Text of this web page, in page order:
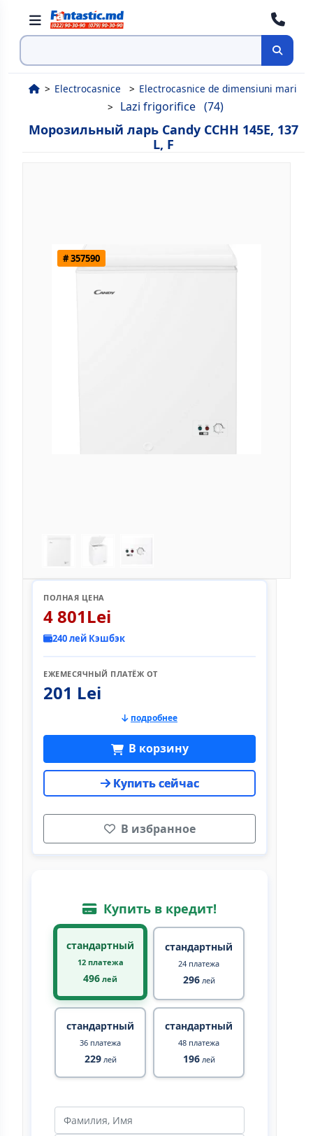
Поиск
Electrocasnice Electrocasnice de dimensiuni mari
Lazi frigorifice (74)
Морозильный ларь Candy CCHH 145E, 137
L, F
# 357590
ПОЛНАЯ ЦЕНА
4 801Lei
240 лей Кэшбэк
ЕЖЕМЕСЯЧНЫЙ ПЛАТЁЖ ОТ
201 Lei
подробнее
В корзину
Купить сейчас
В избранное
Купить в кредит!
стандартный
12 платежа
496 лей
стандартный
24 платежа
296лей
стандартный
36 платежа
229лей
стандартный
48 платежа
196лей